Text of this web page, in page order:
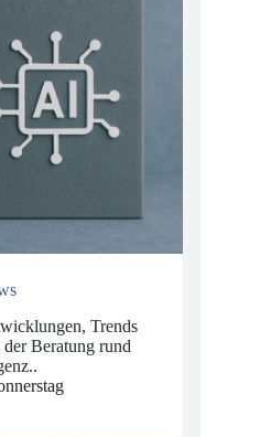
Trends
Beratung rund
.